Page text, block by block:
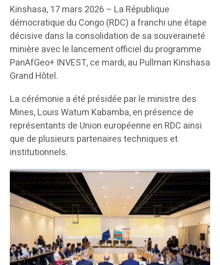
Kinshasa, 17 mars 2026 – La République
démocratique du Congo (RDC) a franchi une étape
décisive dans la consolidation de sa souveraineté
minière avec le lancement officiel du programme
PanAfGeo+ INVEST, ce mardi, au Pullman Kinshasa
Grand Hôtel.
La cérémonie a été présidée par le ministre des
Mines, Louis Watum Kabamba, en présence de
représentants de Union européenne en RDC ainsi
que de plusieurs partenaires techniques et
institutionnels.